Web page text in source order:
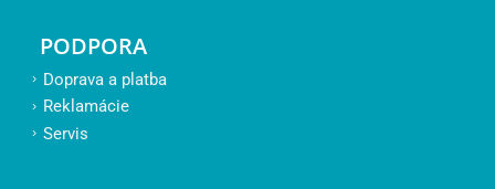
PODPORA
Doprava a platba
Reklamácie
Servis